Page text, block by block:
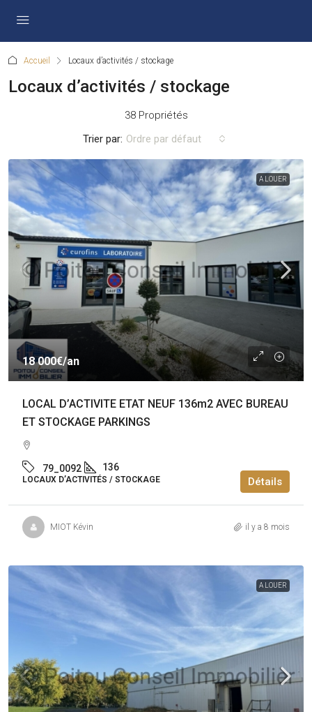
Accueil Locaux d’activités / stockage
Locaux d’activités / stockage
38 Propriétés
Trier par: Ordre par défaut
A LOUER
18 000€/an
LOCAL D’ACTIVITE ETAT NEUF 136m2 AVEC BUREAU
ET STOCKAGE PARKINGS
79_0092 136
LOCAUX D’ACTIVITÉS / STOCKAGE Détails
MIOT Kévin il y a 8 mois
A LOUER